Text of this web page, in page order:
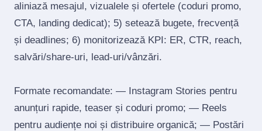
aliniază mesajul, vizualele și ofertele (coduri promo,
CTA, landing dedicat); 5) setează bugete, frecvență
și deadlines; 6) monitorizează KPI: ER, CTR, reach,
salvări/share‑uri, lead‑uri/vânzări.
Formate recomandate: — Instagram Stories pentru
anunțuri rapide, teaser și coduri promo; — Reels
pentru audiențe noi și distribuire organică; — Postări